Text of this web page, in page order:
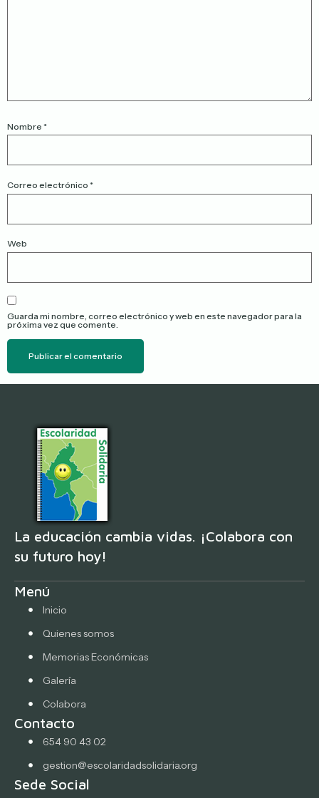
Nombre *
Correo electrónico *
Web
Guarda mi nombre, correo electrónico y web en este navegador para la
próxima vez que comente.
La educación cambia vidas. ¡Colabora con
su futuro hoy!
Menú
Inicio
Quienes somos
Memorias Económicas
Galería
Colabora
Contacto
654 90 43 02
gestion@escolaridadsolidaria.org
Sede Social